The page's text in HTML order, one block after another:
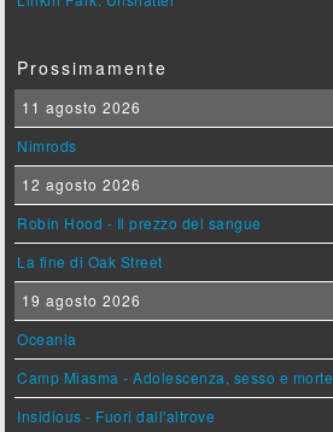
Prossimamente
11 agosto 2026
Nimrods
12 agosto 2026
Robin Hood - Il prezzo del sangue
La fine di Oak Street
19 agosto 2026
Oceania
Camp Miasma - Adolescenza, sesso e morte
Insidious - Fuori dall'altrove